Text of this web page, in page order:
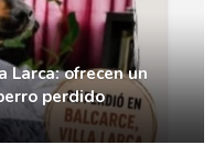
Larca: ofrecen un
perdido